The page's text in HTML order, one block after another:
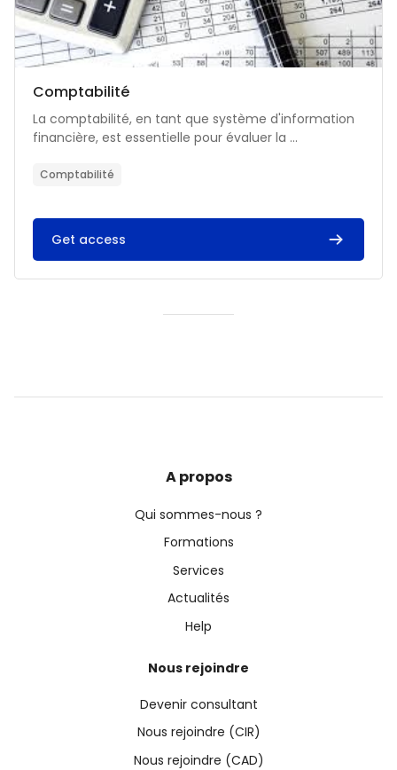
Catégorie de cours
Nom du cours
Comptabilité
Résumé du cours :
La comptabilité, en tant que système d'information
financière, est essentielle pour évaluer la ...
Comptabilité
Get access
A propos
Qui sommes-nous ?
Formations
Services
Actualités
Help
Nous rejoindre
Devenir consultant
Nous rejoindre (CIR)
Nous rejoindre (CAD)